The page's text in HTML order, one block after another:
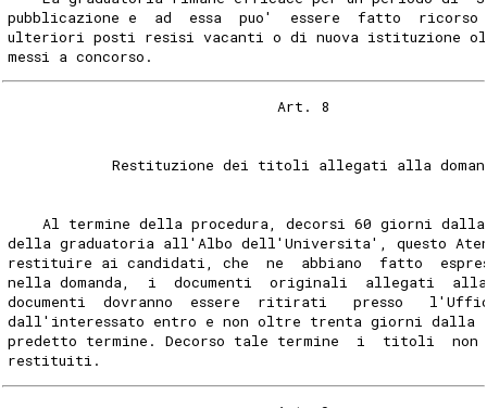
pubblicazione e  ad  essa  puo'  essere  fatto
ulteriori posti resisi vacanti o di nuova istituzione
messi a concorso.
                               Art. 8
Restituzione dei titoli allegati alla
Al termine della procedura, decorsi 60 giorni
della graduatoria all'Albo dell'Universita', questo
restituire ai candidati, che  ne  abbiano  fatto
nella domanda,  i  documenti  originali  allegati  alla
documenti  dovranno  essere  ritirati   presso
dall'interessato entro e non oltre trenta giorni dalla
predetto termine. Decorso tale termine  i  titoli  non
restituiti.